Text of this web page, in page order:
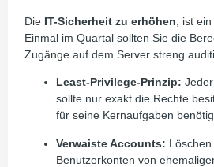
Die IT-Sicherheit zu erhöhen , ist
Einmal im Quartal sollten Sie die
Zugänge auf dem Server streng
Least-Privilege-Prinzip:
sollte nur exakt die Rechte
für seine Kernaufgaben
Verwaiste Accounts:
Benutzerkonten von